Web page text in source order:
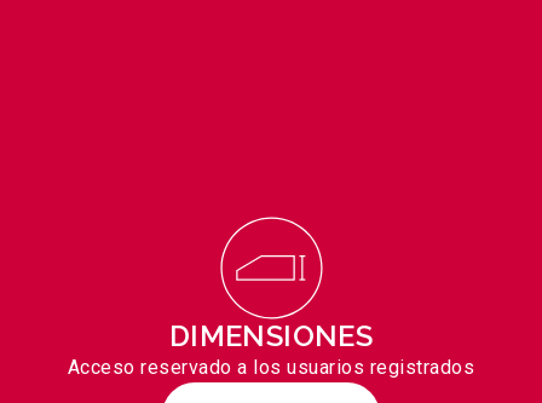
DIMENSIONES
Acceso reservado a los usuarios registrados